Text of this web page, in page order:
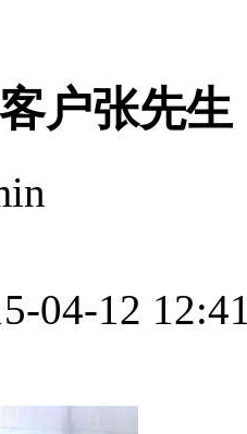
户张先生
04-12